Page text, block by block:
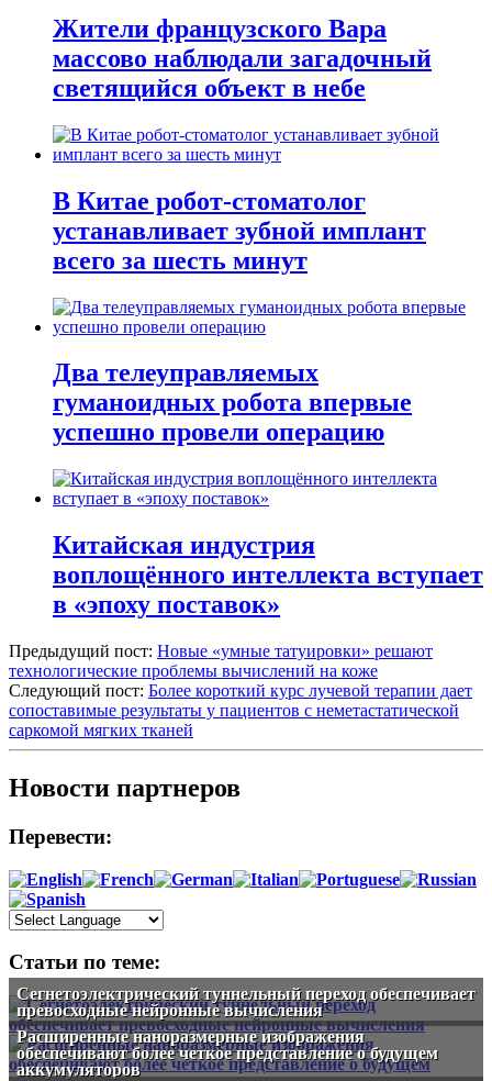
Жители французского Вара
массово наблюдали загадочный
светящийся объект в небе
В Китае робот-стоматолог
устанавливает зубной имплант
всего за шесть минут
Два телеуправляемых
гуманоидных робота впервые
успешно провели операцию
Китайская индустрия
воплощённого интеллекта вступает
в «эпоху поставок»
Предыдущий пост: Новые «умные татуировки» решают
технологические проблемы вычислений на коже
Следующий пост: Более короткий курс лучевой терапии дает
сопоставимые результаты у пациентов с неметастатической
саркомой мягких тканей
Новости партнеров
Перевести:
Статьи по теме:
Сегнетоэлектрический туннельный переход обеспечивает
превосходные нейронные вычисления
Расширенные наноразмерные изображения
обеспечивают более четкое представление о будущем
аккумуляторов